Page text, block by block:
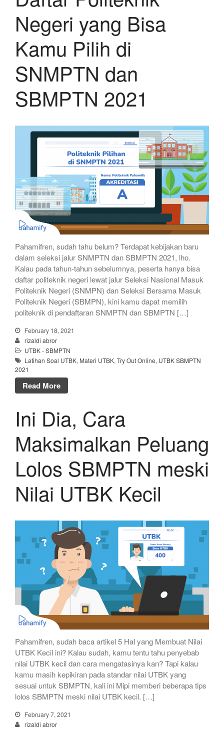
Negeri yang Bisa
Kamu Pilih di
SNMPTN dan
SBMPTN 2021
Pahamifren, sudah tahu belum? Terdapat kebijakan baru
dalam seleksi jalur SNMPTN dan SBMPTN 2021, lho.
Kalau pada tahun-tahun sebelumnya, peserta hanya bisa
daftar politeknik negeri lewat jalur Seleksi Nasional Masuk
Politeknik Negeri (SNMPN) dan Seleksi Bersama Masuk
Politeknik Negeri (SBMPN), kini kamu dapat memilih
politeknik di pendaftaran SNMPTN dan SBMPTN […]
February 18, 2021
rizaldi abror
UTBK - SBMPTN
Latihan Soal UTBK, Materi UTBK, Try Out Online, UTBK SBMPTN
2021
Read More
Ini Dia, Cara
Maksimalkan Peluang
Lolos SBMPTN meski
Nilai UTBK Kecil
Pahamifren, sudah baca artikel 5 Hal yang Membuat Nilai
UTBK Kecil ini? Kalau sudah, kamu tentu tahu penyebab
nilai UTBK kecil dan cara mengatasinya kan? Tapi kalau
kamu masih kepikiran pada standar nilai UTBK yang
sesuai untuk SBMPTN, kali ini Mipi memberi beberapa tips
lolos SBMPTN meski nilai UTBK kecil. […]
February 7, 2021
rizaldi abror